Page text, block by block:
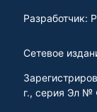
Разработчик:
Сетевое
г., серия Эл